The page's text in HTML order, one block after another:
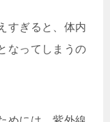
すぎると、体内
なってしまうの